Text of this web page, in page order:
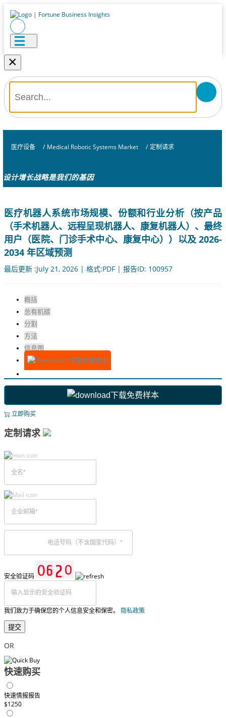
×
医疗设备 / Medical Robotic Systems Market / 定制请求
设计增长战略是我们的基因
医疗机器人系统市场规模、份额和行业分析（按产品
（手术机器人、远程呈现机器人、康复机器人）、最终
用户（医院、门诊手术中心、康复中心））以及 2026-
2034 年区域预测
最后更新 :July 21, 2026 | 格式:PDF | 报告ID: 100957
概括
总有机碳
分割
方法
信息图
下载免费样本
下载免费样本
立即购买
定制请求
安全验证码
我们致力于确保您的个人信息安全和保密。 隐私政策
提交
OR
快速购买
快速情报报告
$1250